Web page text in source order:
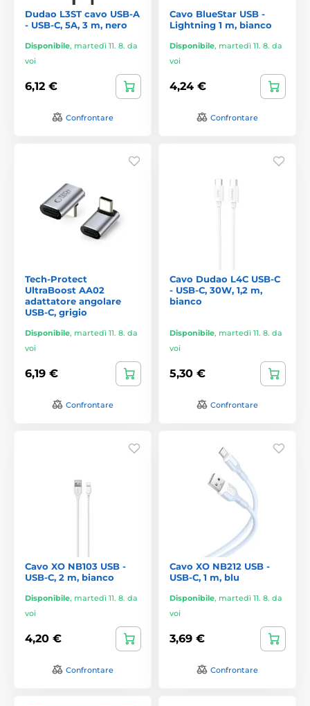
Dudao L3ST cavo USB-A
- USB-C, 5A, 3 m, nero
Disponibile, martedì 11. 8. da
voi
6,12 €
Confrontare
Cavo BlueStar USB -
Lightning 1 m, bianco
Disponibile, martedì 11. 8. da
voi
4,24 €
Confrontare
Tech-Protect
UltraBoost AA02
adattatore angolare
USB-C, grigio
Disponibile, martedì 11. 8. da
voi
6,19 €
Confrontare
Cavo Dudao L4C USB-C
- USB-C, 30W, 1,2 m,
bianco
Disponibile, martedì 11. 8. da
voi
5,30 €
Confrontare
Cavo XO NB103 USB -
USB-C, 2 m, bianco
Disponibile, martedì 11. 8. da
voi
4,20 €
Confrontare
Cavo XO NB212 USB -
USB-C, 1 m, blu
Disponibile, martedì 11. 8. da
voi
3,69 €
Confrontare